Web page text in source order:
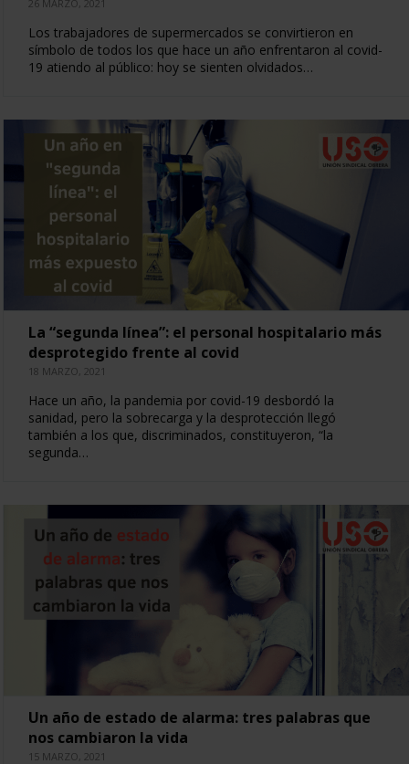
26 MARZO, 2021
Los trabajadores de supermercados se convirtieron en
símbolo de todos los que hace un año enfrentaron al covid-
19 atiendo al público: hoy se sienten olvidados…
La “segunda línea”: el personal hospitalario más
desprotegido frente al covid
18 MARZO, 2021
Hace un año, la pandemia por covid-19 desbordó la
sanidad, pero la sobrecarga y la desprotección llegó
también a los que, discriminados, constituyeron, “la
segunda…
Un año de estado de alarma: tres palabras que
nos cambiaron la vida
15 MARZO, 2021